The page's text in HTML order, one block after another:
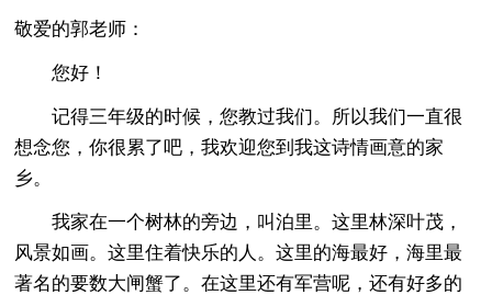
敬爱的郭老师：
您好！
记得三年级的时候，您教过我们。所以我们一直很
想念您，你很累了吧，我欢迎您到我这诗情画意的家
乡。
我家在一个树林的旁边，叫泊里。这里林深叶茂，
风景如画。这里住着快乐的人。这里的海最好，海里最
著名的要数大闸蟹了。在这里还有军营呢，还有好多的